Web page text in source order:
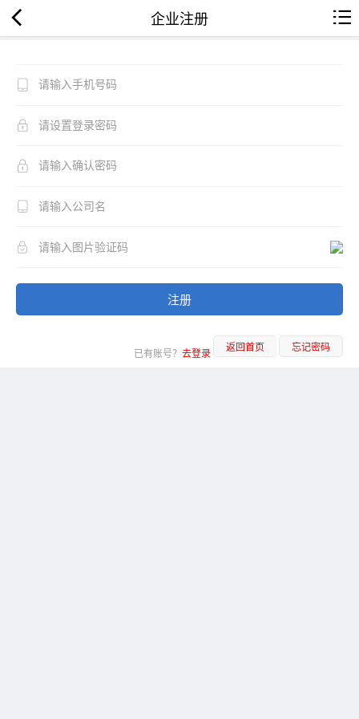
企业注册
注册
已有账号？ 去登录 返回首页 忘记密码